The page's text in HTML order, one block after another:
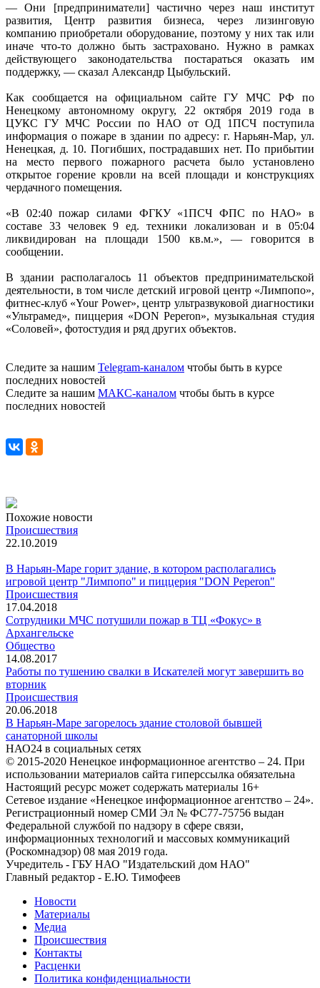
— Они [предприниматели] частично через наш институт
развития, Центр развития бизнеса, через лизинговую
компанию приобретали оборудование, поэтому у них так или
иначе что-то должно быть застраховано. Нужно в рамках
действующего законодательства постараться оказать им
поддержку, — сказал Александр Цыбульский.
Как сообщается на официальном сайте ГУ МЧС РФ по
Ненецкому автономному округу, 22 октября 2019 года в
ЦУКС ГУ МЧС России по НАО от ОД 1ПСЧ поступила
информация о пожаре в здании по адресу: г. Нарьян-Мар, ул.
Ненецкая, д. 10. Погибших, пострадавших нет. По прибытии
на место первого пожарного расчета было установлено
открытое горение кровли на всей площади и конструкциях
чердачного помещения.
«В 02:40 пожар силами ФГКУ «1ПСЧ ФПС по НАО» в
составе 33 человек 9 ед. техники локализован и в 05:04
ликвидирован на площади 1500 кв.м.», — говорится в
сообщении.
В здании располагалось 11 объектов предпринимательской
деятельности, в том числе детский игровой центр «Лимпопо»,
фитнес-клуб «Your Power», центр ультразвуковой диагностики
«Ультрамед», пиццерия «DON Peperon», музыкальная студия
«Соловей», фотостудия и ряд других объектов.
Следите за нашим Telegram-каналом чтобы быть в курсе
последних новостей
Следите за нашим МАКС-каналом чтобы быть в курсе
последних новостей
Похожие новости
Происшествия
22.10.2019
В Нарьян-Маре горит здание, в котором располагались
игровой центр "Лимпопо" и пиццерия "DON Peperon"
Происшествия
17.04.2018
Сотрудники МЧС потушили пожар в ТЦ «Фокус» в
Архангельске
Общество
14.08.2017
Работы по тушению свалки в Искателей могут завершить во
вторник
Происшествия
20.06.2018
В Нарьян-Маре загорелось здание столовой бывшей
санаторной школы
НАО24 в социальных сетях
© 2015-2020 Ненецкое информационное агентство – 24. При
использовании материалов сайта гиперссылка обязательна
Настоящий ресурс может содержать материалы 16+
Сетевое издание «Ненецкое информационное агентство – 24».
Регистрационный номер СМИ Эл № ФС77-75756 выдан
Федеральной службой по надзору в сфере связи,
информационных технологий и массовых коммуникаций
(Роскомнадзор) 08 мая 2019 года.
Учредитель - ГБУ НАО "Издательский дом НАО"
Главный редактор - Е.Ю. Тимофеев
Новости
Материалы
Медиа
Происшествия
Контакты
Расценки
Политика конфиденциальности